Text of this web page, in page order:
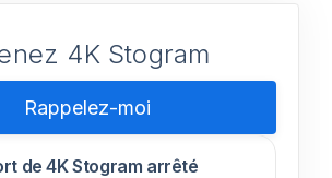
4K Stogram
Rappelez-moi
de 4K Stogram arrêté